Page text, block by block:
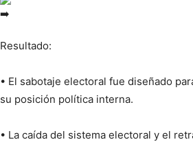
Resultado:
• El sabotaje electoral fue diseñado
su posición política interna.
• La caída del sistema electoral y el